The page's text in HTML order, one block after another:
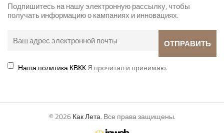
Подпишитесь на нашу электронную рассылку, чтобы
получать информацию о кампаниях и инновациях.
Наша политика КВККЯ прочитал и принимаю.
© 2026 Как Лета. Все права защищены.